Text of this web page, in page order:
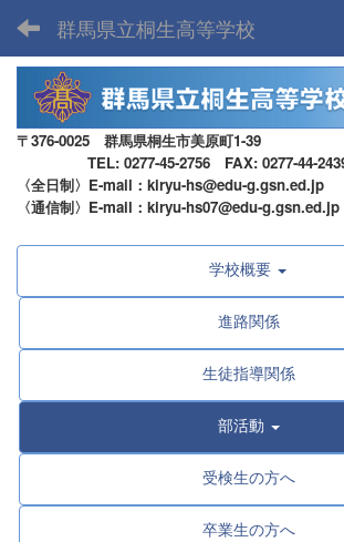
群馬県立桐生高等学校
〒376-0025 群馬県桐生市美原町1-39
TEL: 0277-45-2756 FAX: 0277-44-
〈全日制〉E-mail：kiryu-hs@edu-g.gsn.ed.jp
〈通信制〉E-mail：kiryu-hs07@edu-g.gsn.ed.jp
学校概要
進路関係
生徒指導関係
部活動
受検生の方へ
卒業生の方へ